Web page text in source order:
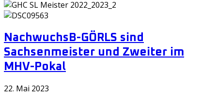
Nachwuchs B-GÖRLS sind
Sachsenmeister und Zweiter im
MHV-Pokal
22. Mai 2023